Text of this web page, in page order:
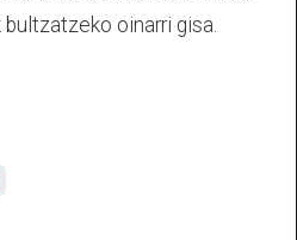
oinarri gisa.